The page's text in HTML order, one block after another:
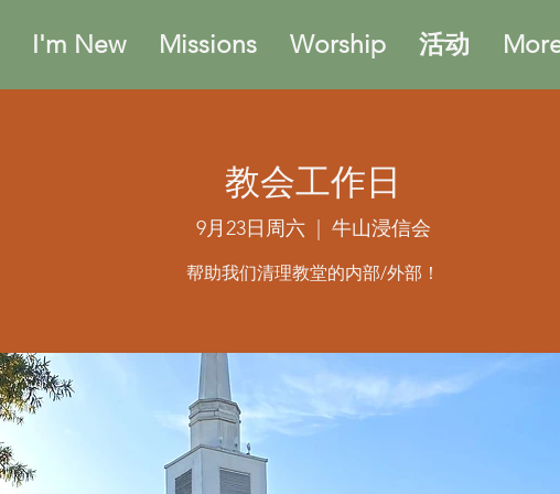
I'm New Missions Worship 活动
教会工作日
9月23日周六
  |
牛山浸信会
帮助我们清理教堂的内部/外部！